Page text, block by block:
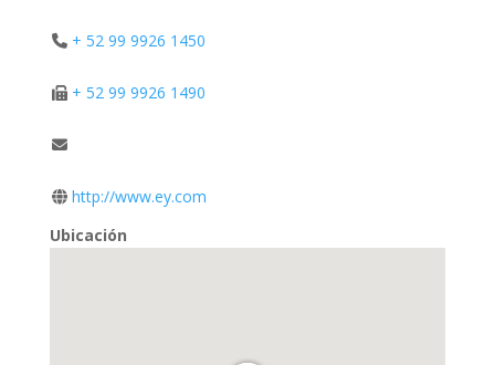
+ 52 99 9926 1450
+ 52 99 9926 1490
http://www.ey.com
Ubicación